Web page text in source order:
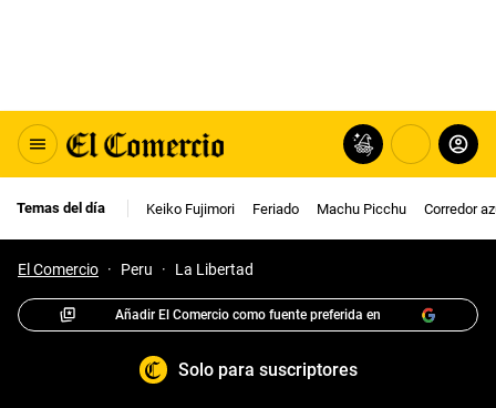
Temas del día Keiko Fujimori Feriado Machu Picchu Corredor
El Comercio · Peru · La Libertad
Añadir El Comercio como fuente preferida en
Solo para suscriptores